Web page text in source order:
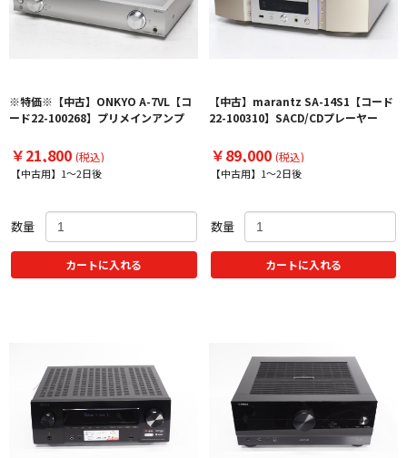
※特価※【中古】ONKYO A-7VL【コ
ード22-100268】プリメインアンプ
￥21,800 (税込)
【中古用】1～2日後
数量
カートに入れる
【中古】marantz SA-14S1【コード
22-100310】SACD/CDプレーヤー
￥89,000 (税込)
【中古用】1～2日後
数量
カートに入れる